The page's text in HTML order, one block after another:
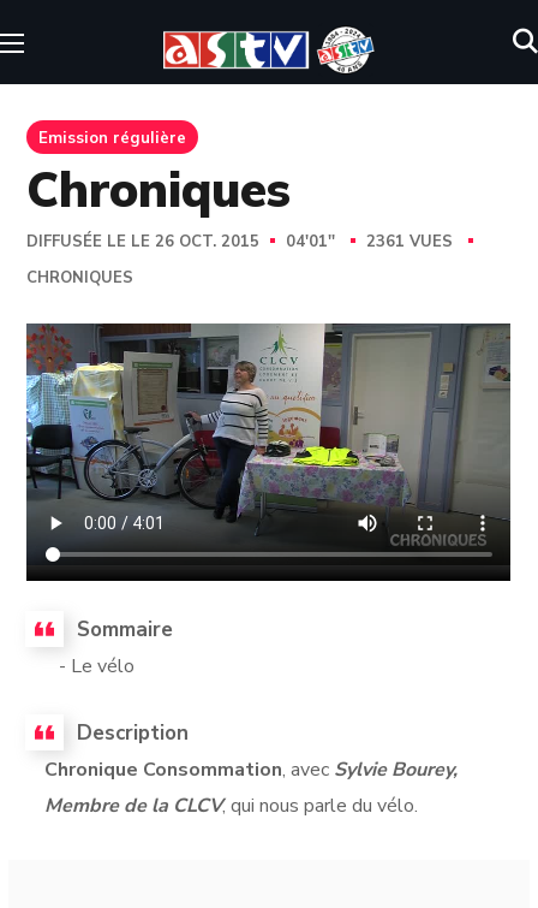
Emission régulière
Chroniques
DIFFUSÉE LE LE 26 OCT. 2015 04'01''
2361 VUES
CHRONIQUES
Sommaire
- Le vélo
Description
Chronique Consommation, avec Sylvie Bourey,
Membre de la CLCV, qui nous parle du vélo.